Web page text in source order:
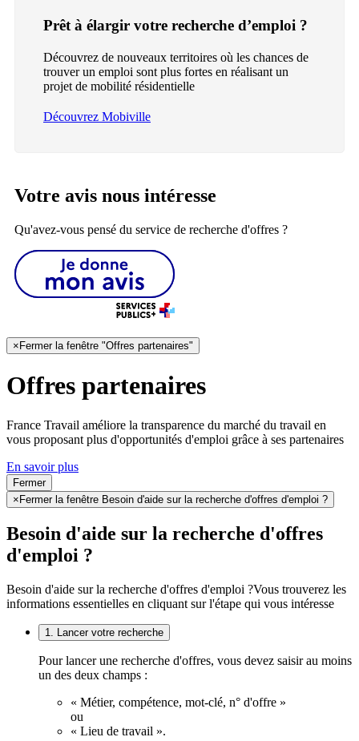
Prêt à élargir votre recherche d’emploi ?
Découvrez de nouveaux territoires où les chances de
trouver un emploi sont plus fortes en réalisant un
projet de mobilité résidentielle
Découvrez Mobiville
Votre avis nous intéresse
Qu'avez-vous pensé du service de recherche d'offres ?
×Fermer la fenêtre "Offres partenaires"
Offres partenaires
France Travail améliore la transparence du marché du travail en
vous proposant plus d'opportunités d'emploi grâce à ses partenaires
En savoir plus
Fermer
×Fermer la fenêtre Besoin d'aide sur la recherche d'offres d'emploi ?
Besoin d'aide sur la recherche d'offres
d'emploi ?
Besoin d'aide sur la recherche d'offres d'emploi ?Vous trouverez les
informations essentielles en cliquant sur l'étape qui vous intéresse
1. Lancer votre recherche
Pour lancer une recherche d'offres, vous devez saisir au moins
un des deux champs :
« Métier, compétence, mot-clé, n° d'offre »
ou
« Lieu de travail ».